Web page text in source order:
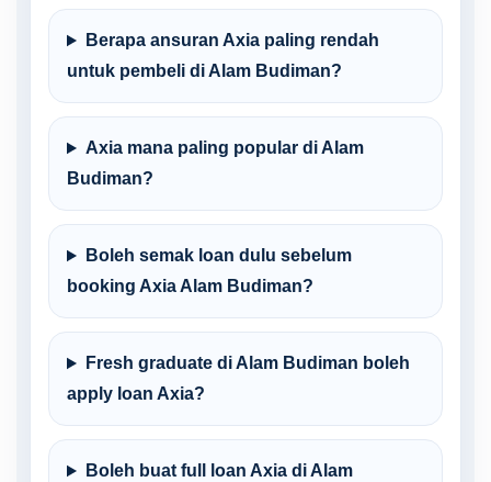
Berapa ansuran Axia paling rendah
untuk pembeli di Alam Budiman?
Axia mana paling popular di Alam
Budiman?
Boleh semak loan dulu sebelum
booking Axia Alam Budiman?
Fresh graduate di Alam Budiman boleh
apply loan Axia?
Boleh buat full loan Axia di Alam